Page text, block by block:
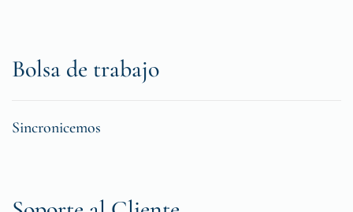
Bolsa de trabajo
Sincronicemos